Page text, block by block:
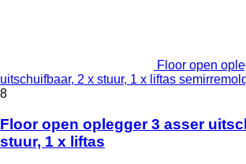
Floor open
uitschuifbaar, 2 x stuur, 1 x liftas
8
Floor open oplegger 3 asser
stuur, 1 x liftas